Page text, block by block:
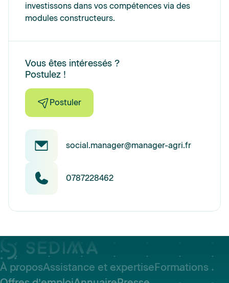
investissons dans vos compétences via des
modules constructeurs.
Vous êtes intéressés ?
Postulez !
Postuler
social.manager@manager-agri.fr
0787228462
À proposAssistance et expertiseFormations